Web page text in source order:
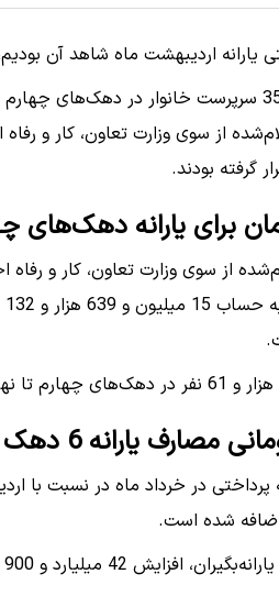
اضافه شده است.